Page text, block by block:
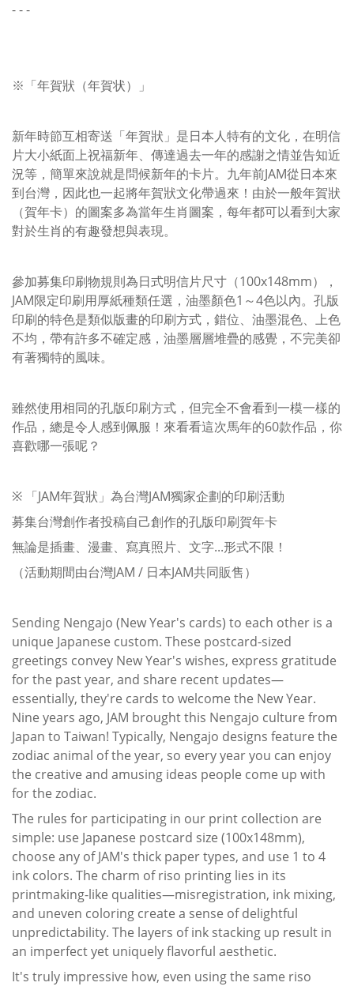
- - -
※「年賀狀（年賀状）」
新年時節互相寄送「年賀狀」是日本人特有的文化，在明信
片大小紙面上祝福新年、傳達過去一年的感謝之情並告知近
況等，簡單來說就是問候新年的卡片。九年前JAM從日本來
到台灣，因此也一起將年賀狀文化帶過來！由於一般年賀狀
（賀年卡）的圖案多為當年生肖圖案，每年都可以看到大家
對於生肖的有趣發想與表現。
參加募集印刷物規則為日式明信片尺寸（100x148mm），
JAM限定印刷用厚紙種類任選，油墨顏色1～4色以內。孔版
印刷的特色是類似版畫的印刷方式，錯位、油墨混色、上色
不均，帶有許多不確定感，油墨層層堆疊的感覺，不完美卻
有著獨特的風味。
雖然使用相同的孔版印刷方式，但完全不會看到一模一樣的
作品，總是令人感到佩服！來看看這次馬年的60款作品，你
喜歡哪一張呢？
※ 「JAM年賀狀」為台灣JAM獨家企劃的印刷活動
募集台灣創作者投稿自己創作的孔版印刷賀年卡
無論是插畫、漫畫、寫真照片、文字...形式不限！
（活動期間由台灣JAM / 日本JAM共同販售）
Sending Nengajo (New Year's cards) to each other is a
unique Japanese custom. These postcard-sized
greetings convey New Year's wishes, express gratitude
for the past year, and share recent updates—
essentially, they're cards to welcome the New Year.
Nine years ago, JAM brought this Nengajo culture from
Japan to Taiwan! Typically, Nengajo designs feature the
zodiac animal of the year, so every year you can enjoy
the creative and amusing ideas people come up with
for the zodiac.
The rules for participating in our print collection are
simple: use Japanese postcard size (100x148mm),
choose any of JAM's thick paper types, and use 1 to 4
ink colors. The charm of riso printing lies in its
printmaking-like qualities—misregistration, ink mixing,
and uneven coloring create a sense of delightful
unpredictability. The layers of ink stacking up result in
an imperfect yet uniquely flavorful aesthetic.
It's truly impressive how, even using the same riso